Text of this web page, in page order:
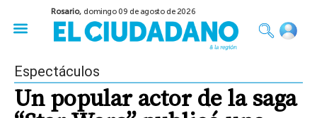
Rosario, domingo 09 de agosto de 2026
Espectáculos
Un popular actor de la saga